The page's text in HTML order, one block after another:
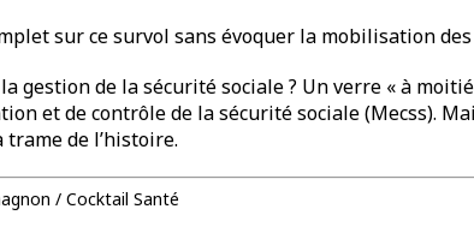
sur ce survol sans évoquer la mobilisation
gestion de la sécurité sociale ? Un verre « à
et de contrôle de la sécurité sociale (Mecss).
de l’histoire.
/ Cocktail Santé